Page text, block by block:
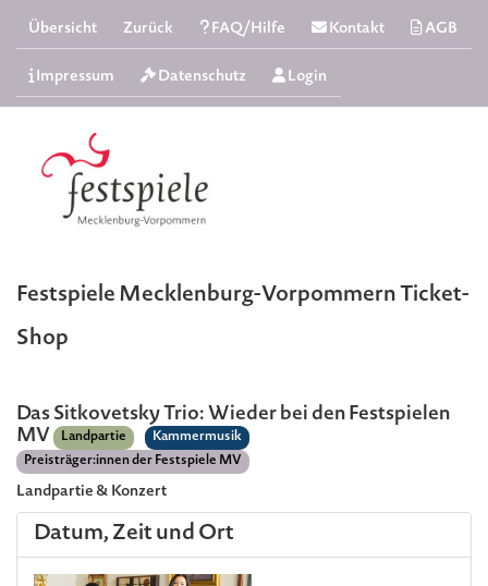
Übersicht Zurück FAQ/Hilfe Kontakt AGB
Impressum Datenschutz Login
Festspiele Mecklenburg-Vorpommern Ticket-
Shop
Das Sitkovetsky Trio: Wieder bei den Festspielen
MV
Landpartie
Kammermusik
Preisträger:innen der Festspiele MV
Landpartie & Konzert
Datum, Zeit und Ort